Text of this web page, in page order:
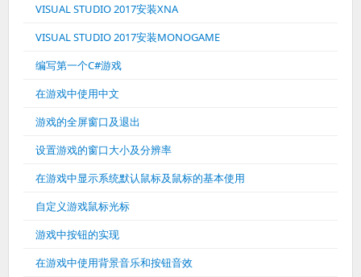
VISUAL STUDIO 2017安装XNA
VISUAL STUDIO 2017安装MONOGAME
编写第一个C#游戏
在游戏中使用中文
游戏的全屏窗口及退出
设置游戏的窗口大小及分辨率
在游戏中显示系统默认鼠标及鼠标的基本使用
自定义游戏鼠标光标
游戏中按钮的实现
在游戏中使用背景音乐和按钮音效